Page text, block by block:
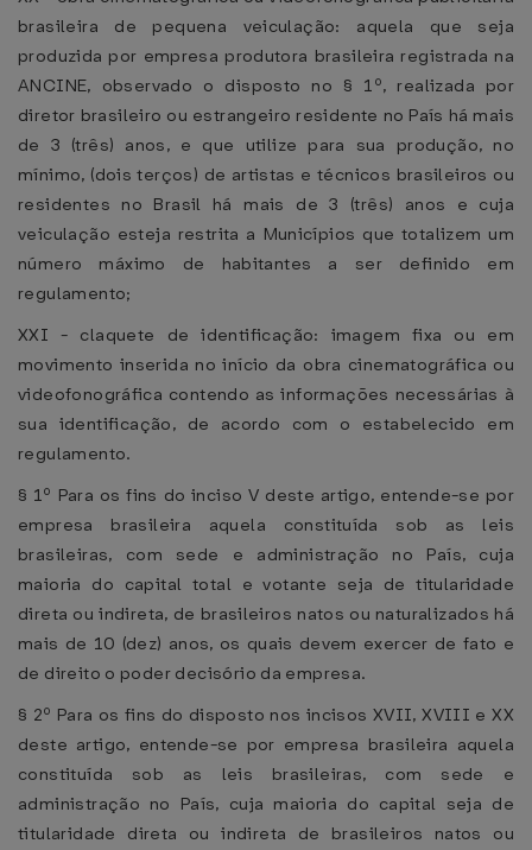
brasileira de pequena veiculação: aquela que seja
produzida por empresa produtora brasileira registrada na
ANCINE, observado o disposto no § 1º, realizada por
diretor brasileiro ou estrangeiro residente no País há mais
de 3 (três) anos, e que utilize para sua produção, no
mínimo, (dois terços) de artistas e técnicos brasileiros ou
residentes no Brasil há mais de 3 (três) anos e cuja
veiculação esteja restrita a Municípios que totalizem um
número máximo de habitantes a ser definido em
regulamento;
XXI - claquete de identificação: imagem fixa ou em
movimento inserida no início da obra cinematográfica ou
videofonográfica contendo as informações necessárias à
sua identificação, de acordo com o estabelecido em
regulamento.
§ 1º Para os fins do inciso V deste artigo, entende-se por
empresa brasileira aquela constituída sob as leis
brasileiras, com sede e administração no País, cuja
maioria do capital total e votante seja de titularidade
direta ou indireta, de brasileiros natos ou naturalizados há
mais de 10 (dez) anos, os quais devem exercer de fato e
de direito o poder decisório da empresa.
§ 2º Para os fins do disposto nos incisos XVII, XVIII e XX
deste artigo, entende-se por empresa brasileira aquela
constituída sob as leis brasileiras, com sede e
administração no País, cuja maioria do capital seja de
titularidade direta ou indireta de brasileiros natos ou